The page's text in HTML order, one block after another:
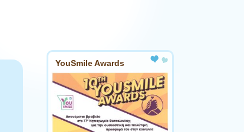
YouSmile Awards